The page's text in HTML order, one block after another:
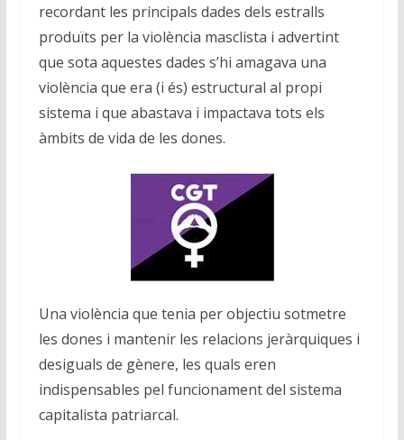
recordant les principals dades dels estralls
produïts per la violència masclista i advertint
que sota aquestes dades s’hi amagava una
violència que era (i és) estructural al propi
sistema i que abastava i impactava tots els
àmbits de vida de les dones.
Una violència que tenia per objectiu sotmetre
les dones i mantenir les relacions jeràrquiques i
desiguals de gènere, les quals eren
indispensables pel funcionament del sistema
capitalista patriarcal.